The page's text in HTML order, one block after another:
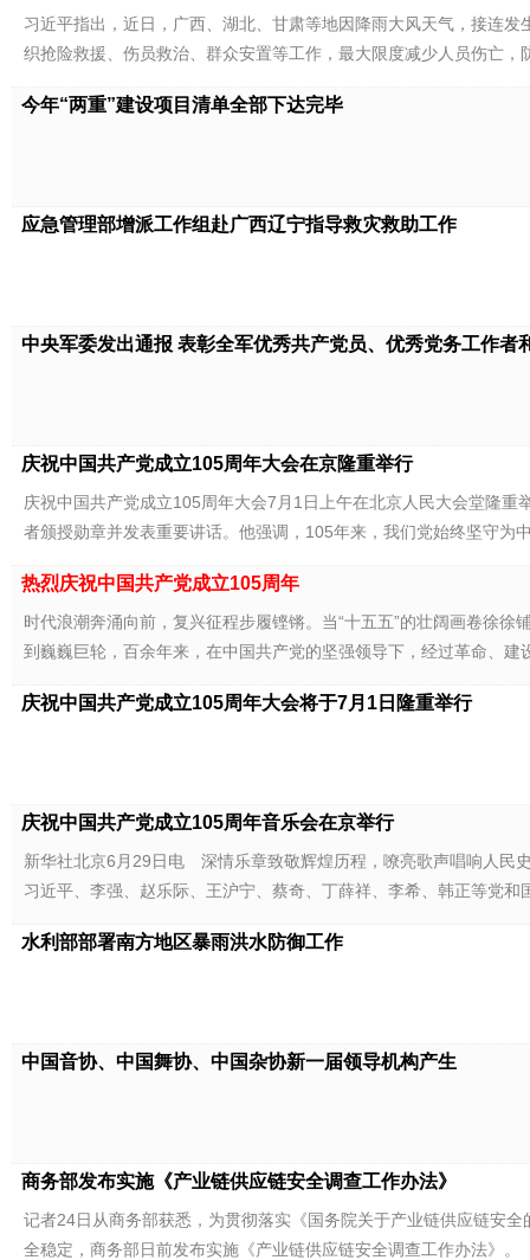
习近平指出，近日，广西、湖北、甘肃等地因降雨大风天气，接连
织抢险救援、伤员救治、群众安置等工作，最大限度减少人员伤亡，
今年“两重”建设项目清单全部下达完毕
应急管理部增派工作组赴广西辽宁指导救灾救助工作
中央军委发出通报 表彰全军优秀共产党员、优秀党务工作者
庆祝中国共产党成立105周年大会在京隆重举行
庆祝中国共产党成立105周年大会7月1日上午在北京人民大会堂隆重
者颁授勋章并发表重要讲话。他强调，105年来，我们党始终坚守为
热烈庆祝中国共产党成立105周年
时代浪潮奔涌向前，复兴征程步履铿锵。当“十五五”的壮阔画卷徐
到巍巍巨轮，百余年来，在中国共产党的坚强领导下，经过革命、建
庆祝中国共产党成立105周年大会将于7月1日隆重举行
庆祝中国共产党成立105周年音乐会在京举行
新华社北京6月29日电 深情乐章致敬辉煌历程，嘹亮歌声唱响人民
习近平、李强、赵乐际、王沪宁、蔡奇、丁薛祥、李希、韩正等党和
水利部部署南方地区暴雨洪水防御工作
中国音协、中国舞协、中国杂协新一届领导机构产生
商务部发布实施《产业链供应链安全调查工作办法》
记者24日从商务部获悉，为贯彻落实《国务院关于产业链供应链安
全稳定，商务部日前发布实施《产业链供应链安全调查工作办法》。